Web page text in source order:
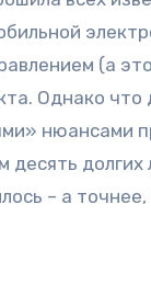
(а
Однако
нюансами
– а